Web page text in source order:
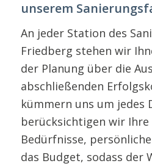
unserem
An jeder Station des
Friedberg stehen wir
der Planung über die
abschließenden
kümmern uns um jedes
berücksichtigen wir
Bedürfnisse,
das Budget, sodass der